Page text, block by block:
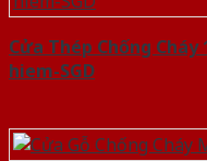
Cửa Thép Chống
hiem-SGD